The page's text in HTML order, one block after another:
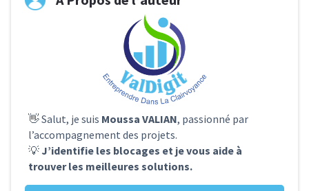
👋 Salut, je suis Moussa VALIAN, passionné par
l’accompagnement des projets.
💡 J’identifie les blocages et je vous aide à
trouver les meilleures solutions.